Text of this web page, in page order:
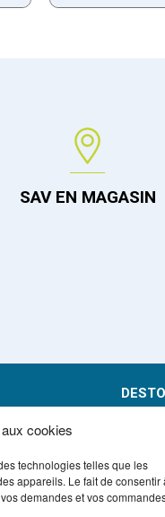
cookies
technologies telles que les
appareils. Le fait de consentir
demandes et vos
SAV EN MAGASIN